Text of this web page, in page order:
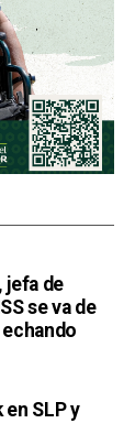
jefa de
se va de
en SLP y